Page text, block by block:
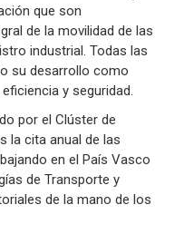
que son
de la movilidad de las
industrial. Todas las
su desarrollo como
y seguridad.
por el Clúster de
la cita anual de las
en el País Vasco
de Transporte y
de la mano de los